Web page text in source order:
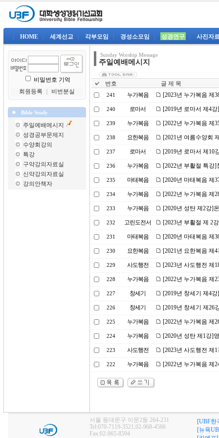
HOME 세계선교 각부모임 경성소모임 성경연구 사진자
비밀번호 기억
회원등록
비번분실
Bible Study
주일예배메시지
성경공부문제지
수양회강의
특강
구약강의자료실
신약강의자료실
강의안책자
Sunday Worship Message
주일예배메시지
번호 글 제 목
241 누가복음 [2023년 누가복음 제
240 로마서 [2019년 로마서 제4
239 누가복음 [2022년 누가복음 제
238 요한복음 [2021년 여름수양회
237 로마서 [2019년 로마서 제10
236 누가복음 [2022년 부활절 특강
235 마태복음 [2020년 마태복음 제
234 누가복음 [2022년 누가복음 제
233 누가복음 [2020년 성탄 제2강]
232 고린도전서 [2023년 부활절 제 2
231 마태복음 [2020년 마태복음 제
230 요한복음 [2021년 요한복음 제
229 사도행전 [2023년 사도행전 제
228 누가복음 [2022년 누가복음 제
227 창세기 [2019년 창세기 제4
226 창세기 [2019년 창세기 제26
225 누가복음 [2022년 누가복음 제
224 누가복음 [2020년 성탄 제1강]
223 사도행전 [2023년 사도행전 제
222 누가복음 [2022년 누가복음 제
서울 동대문구 이문2동 264-231
Tel:070-7119-3521,02-968-4586
Fax:02-965-8594
[UBF한
[뉴욕